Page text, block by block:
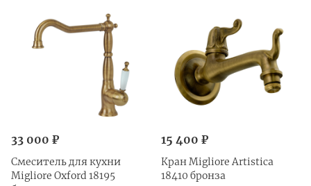
33 000 ₽
Смеситель для кухни
Migliore Oxford 18195
15 400 ₽
Кран Migliore Artistica
18410 бронза